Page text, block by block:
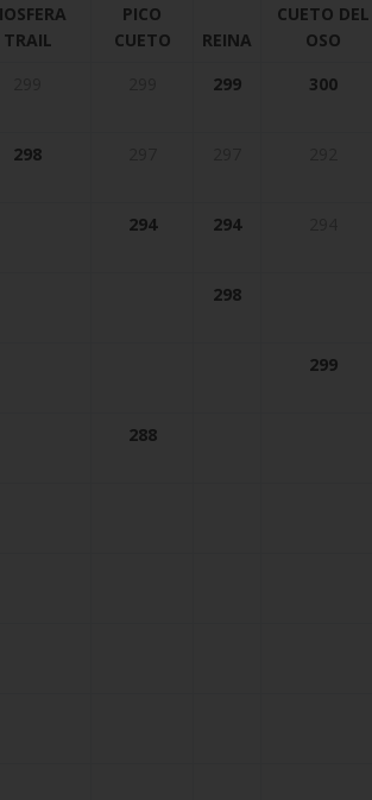
TRAIL
PICO
CUETO
REINA
CUETO DEL
OSO
299 300
298
294 294
298
299
288